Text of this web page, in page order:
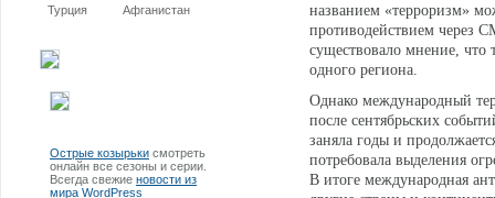
Турция Афганистан
Острые козырьки смотреть
онлайн все сезоны и серии.
Всегда свежие новости из
мира WordPress
названием «терроризм»
противодействием через
существовало мнение, что
одного региона.
Однако международный
после сентябрьских
заняла годы и
потребовала выделения
В итоге международная